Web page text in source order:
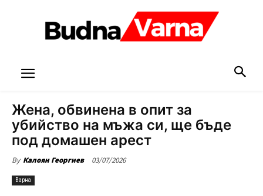
Жена, обвинена в опит за
убийство на мъжа си, ще бъде
под домашен арест
By Калоян Георгиев 03/07/2026
Варна